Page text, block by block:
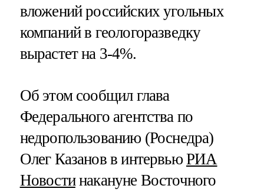
вложений российских угольных
компаний в геологоразведку
вырастет на 3-4%.
Об этом сообщил глава
Федерального агентства по
недропользованию (Роснедра)
Олег Казанов в интервьюРИА
Новостинакануне Восточного